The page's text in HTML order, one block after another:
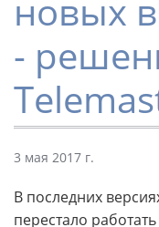
новых
-
3 мая 2017 г.
В последних
перестало